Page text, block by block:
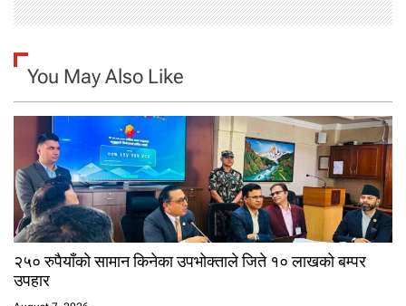
You May Also Like
२५० रुपैयाँको सामान किनेका उपभोक्ताले जिते १० लाखको बम्पर
उपहार